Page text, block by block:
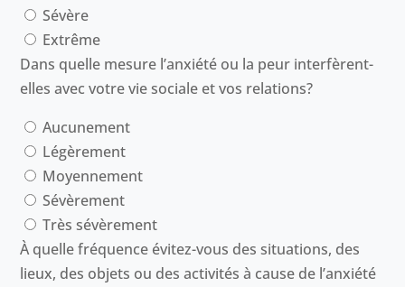
Sévère
Extrême
Dans quelle mesure l’anxiété ou la peur interfèrent-
elles avec votre vie sociale et vos relations?
Aucunement
Légèrement
Moyennement
Sévèrement
Très sévèrement
À quelle fréquence évitez-vous des situations, des
lieux, des objets ou des activités à cause de l’anxiété